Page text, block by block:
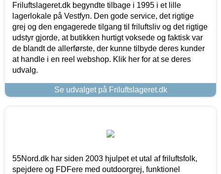
Friluftslageret.dk begyndte tilbage i 1995 i et lille
lagerlokale på Vestfyn. Den gode service, det rigtige
grej og den engagerede tilgang til friluftsliv og det rigtige
udstyr gjorde, at butikken hurtigt voksede og faktisk var
de blandt de allerførste, der kunne tilbyde deres kunder
at handle i en reel webshop. Klik her for at se deres
udvalg.
Se udvalget på Friluftslageret.dk
55Nord.dk har siden 2003 hjulpet et utal af friluftsfolk,
spejdere og FDFere med outdoorgrej, funktionel